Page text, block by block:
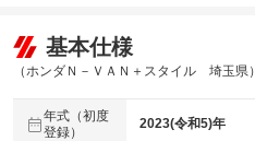
基本仕様
（ホンダＮ－ＶＡＮ＋スタイル 埼玉県）
年式（初度
登録）
2023(令和5)年